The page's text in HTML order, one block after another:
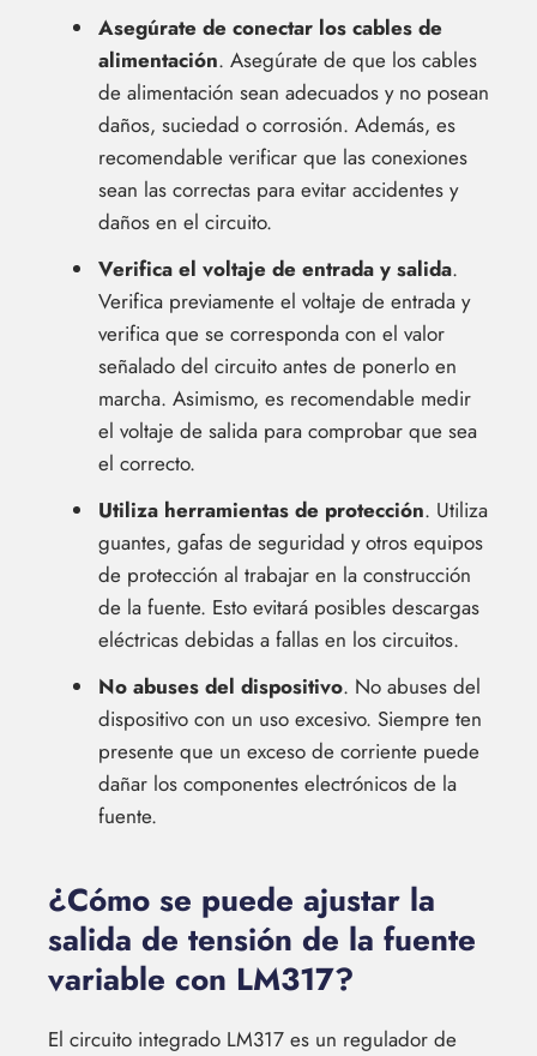
Asegúrate de conectar los cables de
alimentación. Asegúrate de que los cables
de alimentación sean adecuados y no posean
daños, suciedad o corrosión. Además, es
recomendable verificar que las conexiones
sean las correctas para evitar accidentes y
daños en el circuito.
Verifica el voltaje de entrada y salida.
Verifica previamente el voltaje de entrada y
verifica que se corresponda con el valor
señalado del circuito antes de ponerlo en
marcha. Asimismo, es recomendable medir
el voltaje de salida para comprobar que sea
el correcto.
Utiliza herramientas de protección. Utiliza
guantes, gafas de seguridad y otros equipos
de protección al trabajar en la construcción
de la fuente. Esto evitará posibles descargas
eléctricas debidas a fallas en los circuitos.
No abuses del dispositivo. No abuses del
dispositivo con un uso excesivo. Siempre ten
presente que un exceso de corriente puede
dañar los componentes electrónicos de la
fuente.
¿Cómo se puede ajustar la
salida de tensión de la fuente
variable con LM317?
El circuito integrado LM317 es un regulador de